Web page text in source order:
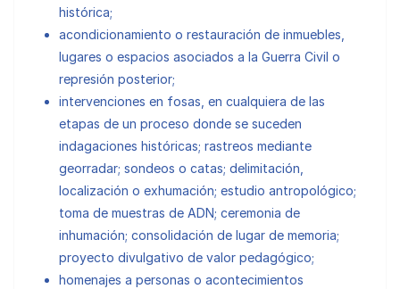
histórica;
acondicionamiento o restauración de inmuebles,
lugares o espacios asociados a la Guerra Civil o
represión posterior;
intervenciones en fosas, en cualquiera de las
etapas de un proceso donde se suceden
indagaciones históricas; rastreos mediante
georradar; sondeos o catas; delimitación,
localización o exhumación; estudio antropológico;
toma de muestras de ADN; ceremonia de
inhumación; consolidación de lugar de memoria;
proyecto divulgativo de valor pedagógico;
homenajes a personas o acontecimientos